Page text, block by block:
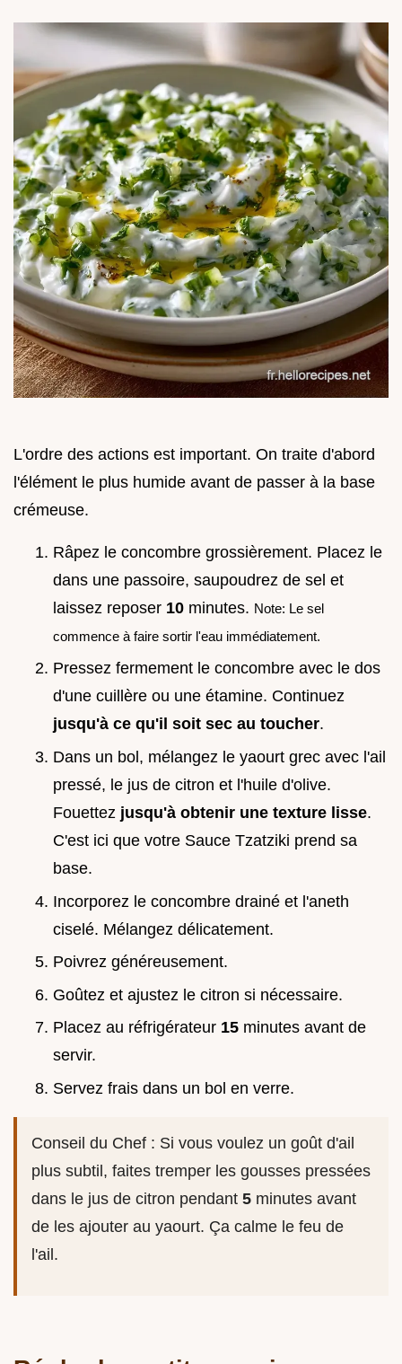
L'ordre des actions est important. On traite d'abord
l'élément le plus humide avant de passer à la base
crémeuse.
Râpez le concombre grossièrement. Placez le
dans une passoire, saupoudrez de sel et
laissez reposer 10 minutes. Note: Le sel
commence à faire sortir l'eau immédiatement.
Pressez fermement le concombre avec le dos
d'une cuillère ou une étamine. Continuez
jusqu'à ce qu'il soit sec au toucher.
Dans un bol, mélangez le yaourt grec avec l'ail
pressé, le jus de citron et l'huile d'olive.
Fouettez jusqu'à obtenir une texture lisse.
C'est ici que votre Sauce Tzatziki prend sa
base.
Incorporez le concombre drainé et l'aneth
ciselé. Mélangez délicatement.
Poivrez généreusement.
Goûtez et ajustez le citron si nécessaire.
Placez au réfrigérateur 15 minutes avant de
servir.
Servez frais dans un bol en verre.
Conseil du Chef : Si vous voulez un goût d'ail
plus subtil, faites tremper les gousses pressées
dans le jus de citron pendant 5 minutes avant
de les ajouter au yaourt. Ça calme le feu de
l'ail.